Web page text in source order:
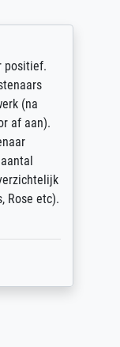
(na
af aan).
Rose etc).